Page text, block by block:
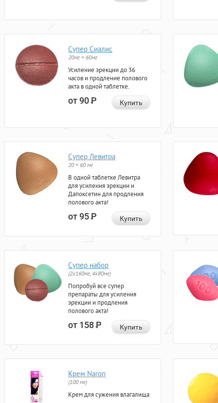
Супер Сиалис
20мг + 60мг
Усиление эрекции до 36
часов и продление полового
акта в одной таблетке.
от 90Р Купить
Супер Левитра
20 + 60 мг
В одной таблетке Левитра
для усиления эрекции и
Дапоксетин для продления
полового акта!
от 95Р Купить
Супер набор
(2х160мг, 4х80мг)
Попробуй все супер
препараты для усиления
эрекции и продления
полового акта!
от 158Р Купить
Крем Naron
(100 мг)
Крем для сужения влагалища